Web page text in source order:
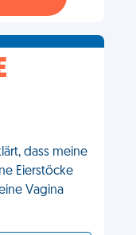
dass meine
Eierstöcke
Vagina